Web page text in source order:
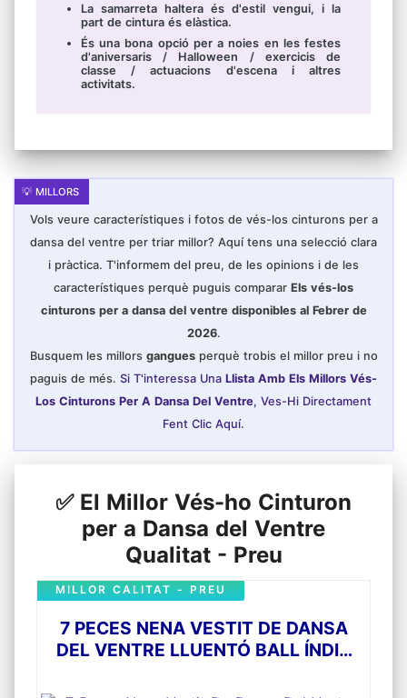
La samarreta haltera és d'estil vengui, i la
part de cintura és elàstica.
És una bona opció per a noies en les festes
d'aniversaris / Halloween / exercicis de
classe / actuacions d'escena i altres
activitats.
Vols veure característiques i fotos de vés-los cinturons per a
dansa del ventre per triar millor? Aquí tens una selecció clara
i pràctica. T'informem del preu, de les opinions i de les
característiques perquè puguis comparar Els vés-los
cinturons per a dansa del ventre disponibles al Febrer de
2026.
Busquem les millors ganguesperquè trobis el millor preu i no
paguis de més. Si T'interessa Una Llista Amb Els Millors Vés-
Los Cinturons Per A Dansa Del Ventre, Ves-Hi Directament
Fent Clic Aquí.
✅ El Millor Vés-ho Cinturon
per a Dansa del Ventre
Qualitat - Preu
7 PECES NENA VESTIT DE DANSA
DEL VENTRE LLUENTÓ BALL ÍNDIA
HALLOWEEN CARNESTOLTES FESTA
MILLOR CALITAT - PREU